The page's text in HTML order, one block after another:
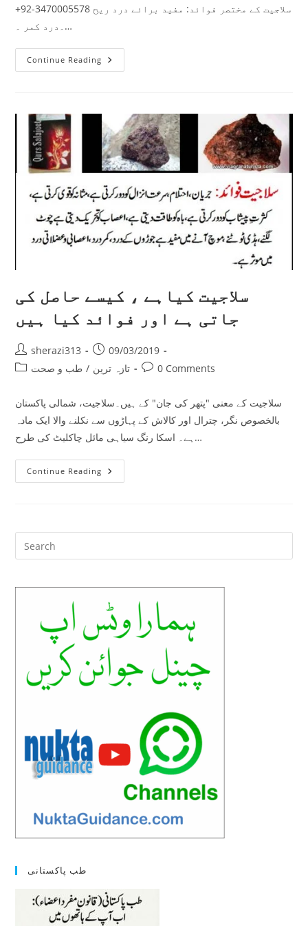
+92-3470005578 سلاجیت کے مختصر فوائد: مفید برائے درد ریح
۔درد کمر ۔…
Continue Reading آفتابی
پہلوانی
سلاجیت کیاہے ، کیسے حاصل کی
جاتی ہے اور فوائد کیا ہیں
Post
author:
sherazi313
Post
published:
09/03/2019
Post
تازہ ترین / طب و صحت
Post0 Comments
سلاجیت کے معنی "پتھر کی جان" کے ہیں۔سلاجیت، شمالی پاکستان
بالخصوص نگر، چترال اور کالاش کے پہاڑوں سے نکلنے والا ایک مادہ
ہے۔ اسکا رنگ سیاہی مائل چاکلیٹ کی طرح…
Continue Reading سلاجیت
کیاہے
جاتی
فوائد
طب پاکستانی